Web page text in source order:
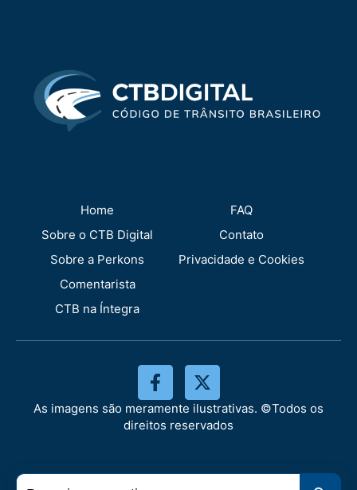
Home
Sobre o CTB Digital
Sobre a Perkons
Comentarista
CTB na Íntegra
FAQ
Contato
Privacidade e Cookies
As imagens são meramente ilustrativas. ©Todos os
direitos reservados
Search
Search